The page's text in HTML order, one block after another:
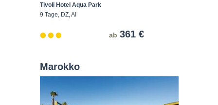
Tivoli Hotel Aqua Park
9 Tage, DZ, AI
ab 361 €
Marokko